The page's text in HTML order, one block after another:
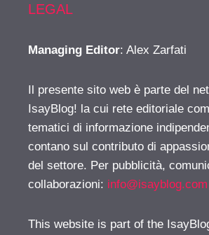
LEGAL
Managing Editor: Alex Zarfati
Il presente sito web è parte del
IsayBlog! la cui rete editoriale
tematici di informazione
contano sul contributo di
del settore. Per pubblicità,
collaborazioni: info@isayblog.com
This website is part of the